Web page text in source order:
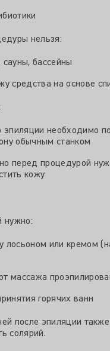
нельзя:
бассейны
средства на основе
эпиляции необходимо
обычным станком
перед процедурой
кожу
нужно:
лосьоном или кремом
массажа
горячих ванн
после эпиляции
солярий.